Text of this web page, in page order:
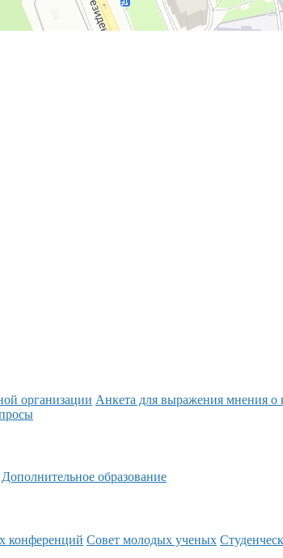
организации Анкета для выражения мнения о
Дополнительное образование
конференций Совет молодых ученых